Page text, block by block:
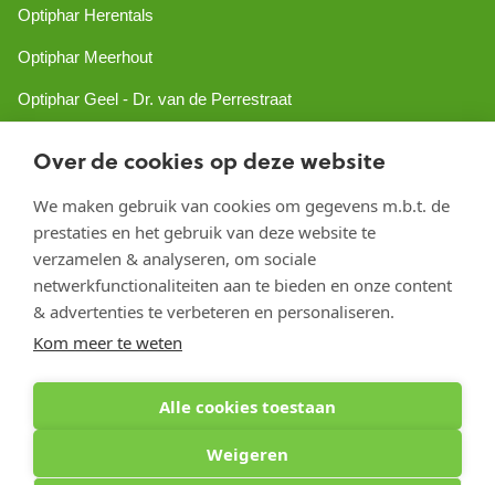
Over de cookies op deze website
We maken gebruik van cookies om gegevens m.b.t. de
prestaties en het gebruik van deze website te
verzamelen & analyseren, om sociale
netwerkfunctionaliteiten aan te bieden en onze content
& advertenties te verbeteren en personaliseren.
Kom meer te weten
Alle cookies toestaan
Weigeren
Optiphar Herentals
Optiphar Meerhout
Optiphar Geel - Dr. van de Perrestraat
Optiphar Mol
Copyright 2026 optiphar.com. Alle rechten voorbehouden